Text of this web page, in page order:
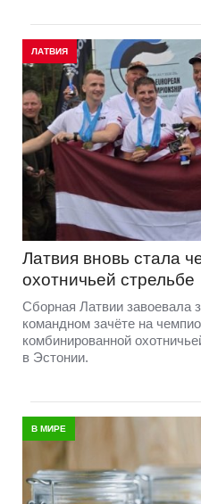
ЛАТВИЯ
Латвия вновь стала
охотничьей стрельбе
Сборная Латвии завоевала
командном зачёте на
комбинированной
в Эстонии.
В МИРЕ